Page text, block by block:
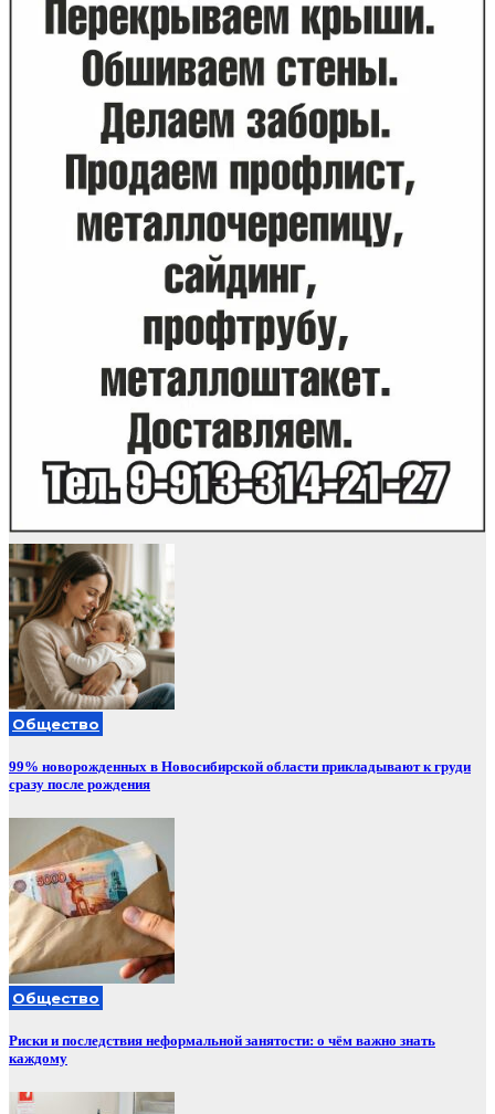
Общество
99% новорожденных в Новосибирской области прикладывают к груди
сразу после рождения
Общество
Риски и последствия неформальной занятости: о чём важно знать
каждому